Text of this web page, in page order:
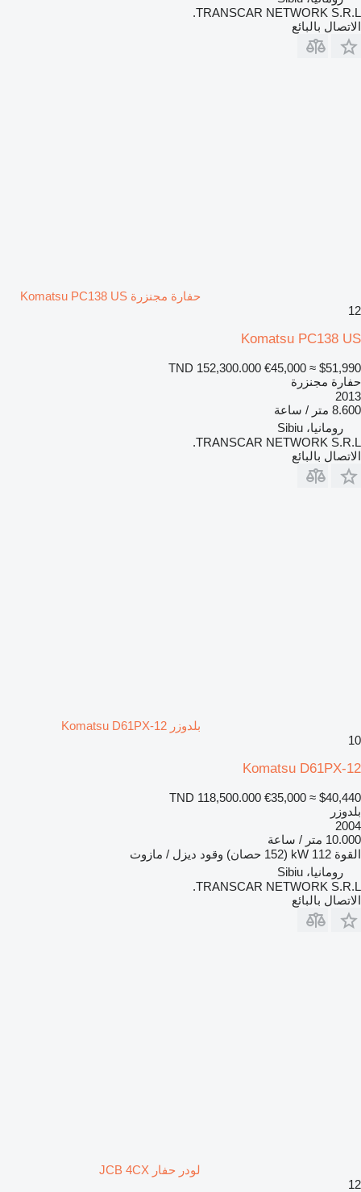
TRANSCAR NETWORK S.R.L.
الاتصال بالبائع
حفارة مجنزرة Komatsu PC138 US
12
Komatsu PC138 US
TND 152,300.000 €45,000 ≈ $51,990
حفارة مجنزرة
2013
8.600 متر / ساعة
رومانيا، Sibiu
TRANSCAR NETWORK S.R.L.
الاتصال بالبائع
بلدوزر Komatsu D61PX-12
10
Komatsu D61PX-12
TND 118,500.000 €35,000 ≈ $40,440
بلدوزر
2004
10.000 متر / ساعة
القوة 112 kW (152 حصان) وقود ديزل / مازوت
رومانيا، Sibiu
TRANSCAR NETWORK S.R.L.
الاتصال بالبائع
لودر حفار JCB 4CX
12